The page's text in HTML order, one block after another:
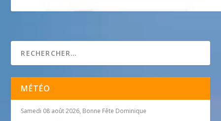
MÉTÉO
Samedi 08 août 2026, Bonne Fête Dominique